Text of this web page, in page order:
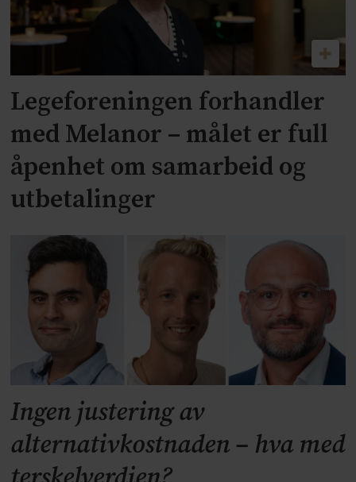
Legeforeningen forhandler
med Melanor – målet er full
åpenhet om samarbeid og
utbetalinger
Ingen justering av
alternativkostnaden – hva med